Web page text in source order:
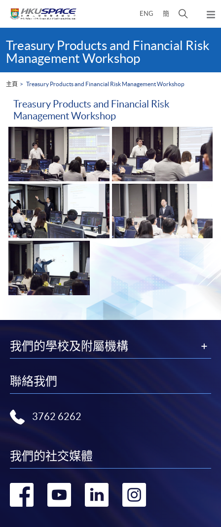
ENG 簡
開
尋
面
彈
出
選
content
startTreasury Products and Financial Risk
Management Workshop
主頁 Treasury Products and Financial Risk Management Workshop
Treasury Products and Financial Risk
Management Workshop
我們的學校及附屬機構
聯絡我們
3762 6262
我們的社交媒體
轉 轉 轉 轉